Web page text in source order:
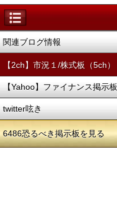
関連ブログ情報
【2ch】市況１/株式板（5ch）
【Yahoo】ファイナンス掲示板
twitter呟き
6486恐るべき掲示板を見る